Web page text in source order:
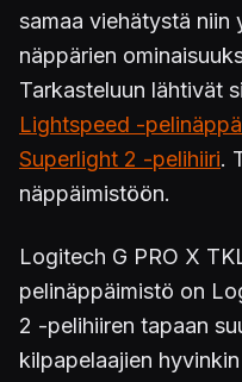
samaa viehätystä niin
näppärien
Tarkasteluun lähtivät
Lightspeed -
Superlight 2 -pelihiiri.
näppäimistöön.
Logitech G PRO X
pelinäppäimistö on
2 -pelihiiren tapaan
kilpapelaajien